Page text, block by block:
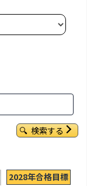
検索する
2028年合格目標